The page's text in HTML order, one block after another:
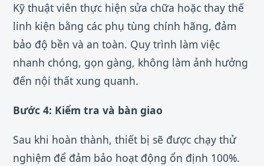
Kỹ thuật viên thực hiện sửa chữa hoặc thay thế
linh kiện bằng các phụ tùng chính hãng, đảm
bảo độ bền và an toàn. Quy trình làm việc
nhanh chóng, gọn gàng, không làm ảnh hưởng
đến nội thất xung quanh.
Bước 4: Kiểm tra và bàn giao
Sau khi hoàn thành, thiết bị sẽ được chạy thử
nghiệm để đảm bảo hoạt động ổn định 100%.